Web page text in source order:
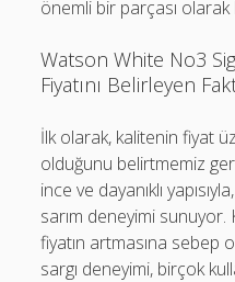
önemli bir parçası olarak
Watson White No3
Fiyatını Belirleyen
İlk olarak, kalitenin fiyat
olduğunu belirtmemiz
ince ve dayanıklı
sarım deneyimi sunuyor.
fiyatın artmasına sebep
sargı deneyimi, birçok